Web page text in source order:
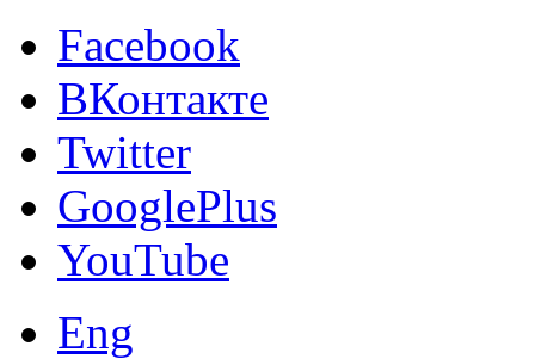
Facebook
ВКонтакте
Twitter
GooglePlus
YouTube
Eng